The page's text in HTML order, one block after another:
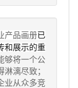
产品画册已
和展示的重
够将一个公
漓尽致；
业从众多竞